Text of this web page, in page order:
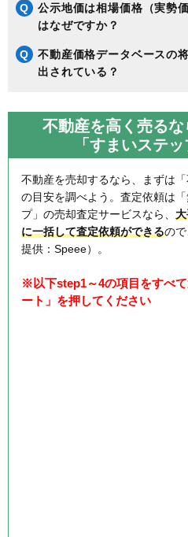
Q
公示地価は相場価格（実勢
はなぜですか？
Q
不動産価格データベースの
出されている？
不動産を高く売る
「すまいステ
不動産を売却するなら、まずは
の目安を調べよう。査定依頼は
プ」の売却査定サービスなら、
に一括して査定依頼ができるの
提供：Speee）。
※以下step1～4の項目をすべ
ート」を押してください